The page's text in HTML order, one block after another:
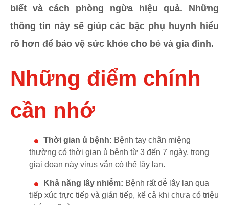
biết và cách phòng ngừa hiệu quả. Những
thông tin này sẽ giúp các bậc phụ huynh hiểu
rõ hơn để bảo vệ sức khỏe cho bé và gia đình.
Những điểm chính
cần nhớ
Thời gian ủ bệnh: Bệnh tay chân miệng
thường có thời gian ủ bệnh từ 3 đến 7 ngày, trong
giai đoạn này virus vẫn có thể lây lan.
Khả năng lây nhiễm: Bệnh rất dễ lây lan qua
tiếp xúc trực tiếp và gián tiếp, kể cả khi chưa có triệu